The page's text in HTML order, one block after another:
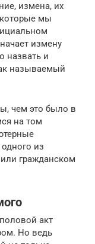
измена, их
мы
измену
назвать и
называемый
чем это было в
на том
из
гражданском
акт
Но ведь